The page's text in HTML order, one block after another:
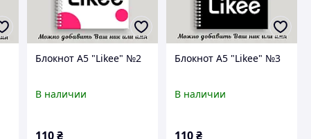
Блокнот А5 "Likee" №2
В наличии
110 ₴
Блокнот А5 "Likee" №3
В наличии
110₴